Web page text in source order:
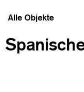
Alle Objekte